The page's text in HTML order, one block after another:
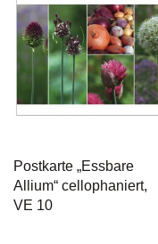
Postkarte „Essbare
Allium“ cellophaniert,
VE 10